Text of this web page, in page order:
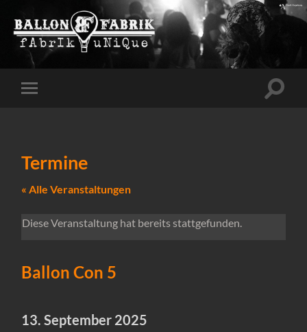
Mobile-
Termine
« Alle Veranstaltungen
Diese Veranstaltung hat bereits stattgefunden.
Ballon Con 5
13. September 2025